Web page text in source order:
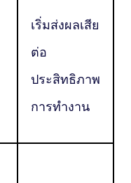
เริ่มส่งผลเสีย
ต่อ
ประสิทธิภาพ
การทำงาน